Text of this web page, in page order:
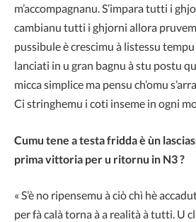
m’accompagnanu. S’impara tutti i
cambianu tutti i ghjorni allora
pussibule è crescimu à listessu
lanciati in u gran bagnu à stu postu
micca simplice ma pensu ch’omu
Ci stringhemu i coti inseme in ogni
Cumu tene a testa fridda è ùn
prima vittoria per u ritornu in N3 ?
« S’è no ripensemu à ciò chì hè
per fà calà torna à a realità à tutti. U